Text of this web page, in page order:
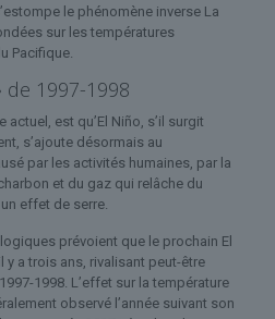
le phénomène inverse La
sur les températures
Pacifique.
de 1997-1998
est qu’El Niño, s’il surgit
s’ajoute désormais au
par les activités humaines, par la
et du gaz qui relâche du
effet de serre.
prévoient que le prochain El
y a trois ans, rivalisant peut-être
1998. L’effet sur la température
observé l’année suivant son